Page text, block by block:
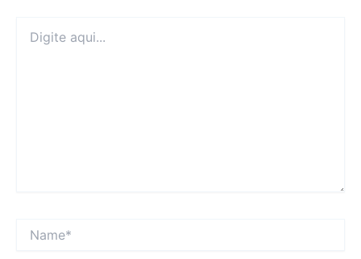
aqui...